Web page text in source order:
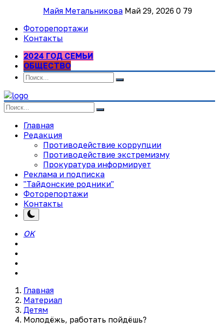
Майя Метальникова Май 29, 2026 0 79
Фоторепортажи
Контакты
2024 ГОД СЕМЬИ
ОБЩЕСТВО
Главная
Редакция
Противодействие коррупции
Противодействие экстремизму
Прокуратура информирует
Реклама и подписка
"Тайдонские родники"
Фоторепортажи
Контакты
OK
Главная
Материал
Детям
Молодёжь, работать пойдёшь?